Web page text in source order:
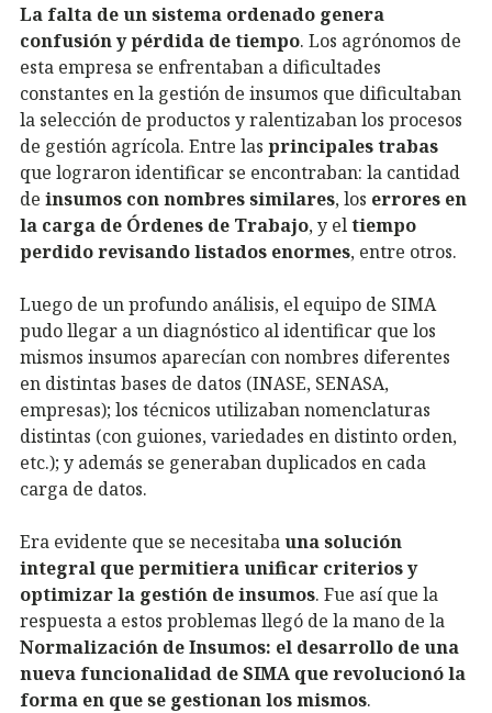
La falta de un sistema ordenado genera
confusión y pérdida de tiempo. Los agrónomos de
esta empresa se enfrentaban a dificultades
constantes en la gestión de insumos que dificultaban
la selección de productos y ralentizaban los procesos
de gestión agrícola. Entre las principales trabas
que lograron identificar se encontraban: la cantidad
de insumos con nombres similares, los errores en
la carga de Órdenes de Trabajo, y el tiempo
perdido revisando listados enormes, entre otros.
Luego de un profundo análisis, el equipo de SIMA
pudo llegar a un diagnóstico al identificar que los
mismos insumos aparecían con nombres diferentes
en distintas bases de datos (INASE, SENASA,
empresas); los técnicos utilizaban nomenclaturas
distintas (con guiones, variedades en distinto orden,
etc.); y además se generaban duplicados en cada
carga de datos.
Era evidente que se necesitaba una solución
integral que permitiera unificar criterios y
optimizar la gestión de insumos. Fue así que la
respuesta a estos problemas llegó de la mano de la
Normalización de Insumos: el desarrollo de una
nueva funcionalidad de SIMA que revolucionó la
forma en que se gestionan los mismos.